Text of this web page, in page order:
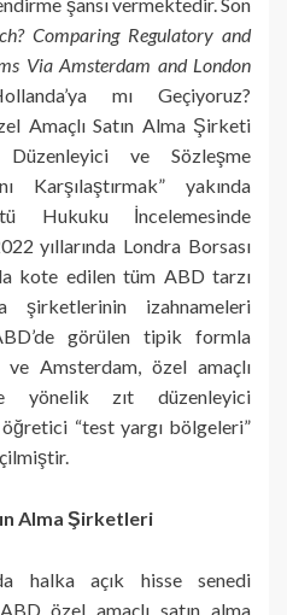
Comparing Regulatory and
Via Amsterdam and London
mı Geçiyoruz?
Amaçlı Satın Alma Şirketi
Düzenleyici ve Sözleşme
Karşılaştırmak” yakında
Hukuku İncelemesinde
yıllarında Londra Borsası
kote edilen tüm ABD tarzı
şirketlerinin izahnameleri
görülen tipik formla
ve Amsterdam, özel amaçlı
yönelik zıt düzenleyici
öğretici “test yargı bölgeleri”
Alma Şirketleri
halka açık hisse senedi
özel amaçlı satın alma